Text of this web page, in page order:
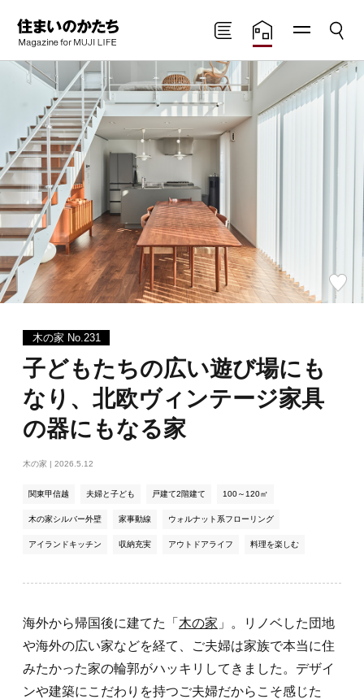
住まいのかたち
Magazine for MUJI
LIFE
メニ
検索
読みもの 住まいの実例
お
気
木の家 No.231
子どもたちの広い遊び場にも
なり、北欧ヴィンテージ家具
の器にもなる家
木の家 | 2026.5.12
関東甲信越 夫婦と子ども 戸建て2階建て 100～120㎡
木の家シルバー外壁 家事動線 ウォルナット系フローリング
アイランドキッチン 収納充実 アウトドアライフ 料理を楽しむ
海外から帰国後に建てた「 木の家 」。リノベした団地
や海外の広い家などを経て、ご夫婦は家族で本当に住
みたかった家の輪郭がハッキリしてきました。デザイ
ンや建築にこだわりを持つご夫婦だからこそ感じた